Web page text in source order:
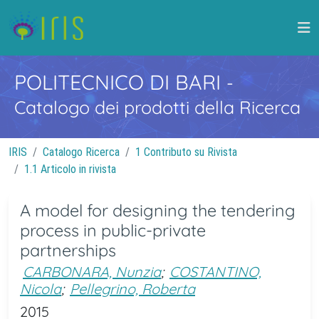
POLITECNICO DI BARI -
Catalogo dei prodotti della Ricerca
IRIS Catalogo Ricerca
1 Contributo su Rivista
1.1 Articolo in rivista
A model for designing the tendering
process in public-private
partnerships
CARBONARA, Nunzia; COSTANTINO,
Nicola; Pellegrino, Roberta
2015